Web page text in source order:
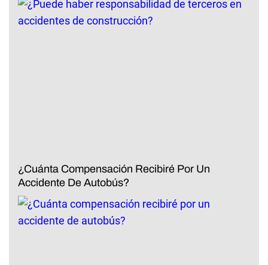
¿Cuánta Compensación Recibiré Por Un
Accidente De Autobús?